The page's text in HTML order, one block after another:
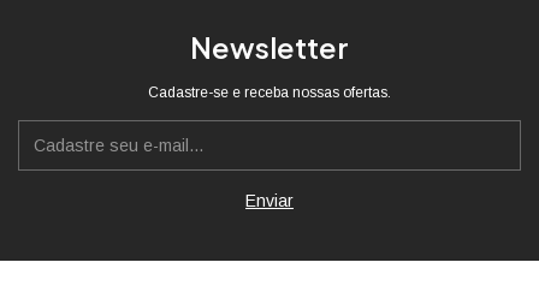
Newsletter
Cadastre-se e receba nossas ofertas.